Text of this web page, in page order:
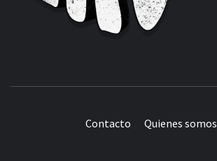
Contacto Quienes somos